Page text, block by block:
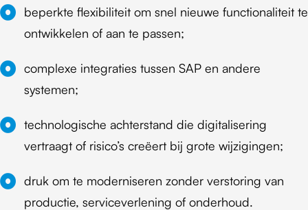
beperkte flexibiliteit om snel nieuwe functionaliteit te
ontwikkelen of aan te passen;
complexe integraties tussen SAP en andere
systemen;
technologische achterstand die digitalisering
vertraagt of risico’s creëert bij grote wijzigingen;
druk om te moderniseren zonder verstoring van
productie, serviceverlening of onderhoud.